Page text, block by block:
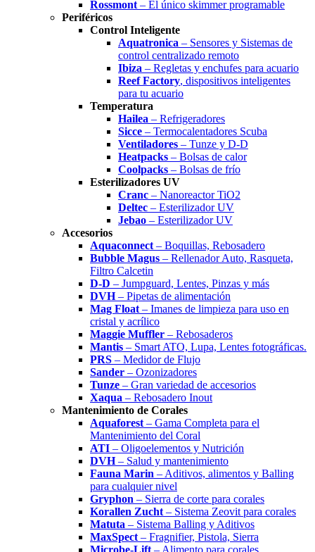
Rossmont – El único skimmer programable
Periféricos
Control Inteligente
Aquatronica – Sensores y Sistemas de
control centralizado remoto
Ibiza – Regletas y enchufes para acuario
Reef Factory, dispositivos inteligentes
para tu acuario
Temperatura
Hailea – Refrigeradores
Sicce – Termocalentadores Scuba
Ventiladores – Tunze y D-D
Heatpacks – Bolsas de calor
Coolpacks – Bolsas de frío
Esterilizadores UV
Cranc – Nanoreactor TiO2
Deltec – Esterilizador UV
Jebao – Esterilizador UV
Accesorios
Aquaconnect – Boquillas, Rebosadero
Bubble Magus – Rellenador Auto, Rasqueta,
Filtro Calcetin
D-D – Jumpguard, Lentes, Pinzas y más
DVH– Pipetas de alimentación
Mag Float – Imanes de limpieza para uso en
cristal y acrílico
Maggie Muffler – Rebosaderos
Mantis – Smart ATO, Lupa, Lentes fotográficas.
PRS – Medidor de Flujo
Sander – Ozonizadores
Tunze – Gran variedad de accesorios
Xaqua – Rebosadero Inout
Mantenimiento de Corales
Aquaforest – Gama Completa para el
Mantenimiento del Coral
ATI – Oligoelementos y Nutrición
DVH– Salud y mantenimiento
Fauna Marin – Aditivos, alimentos y Balling
para cualquier nivel
Gryphon – Sierra de corte para corales
Korallen Zucht – Sistema Zeovit para corales
Matuta – Sistema Balling y Aditivos
MaxSpect – Fragnifier, Pistola, Sierra
Microbe-Lift – Alimento para corales